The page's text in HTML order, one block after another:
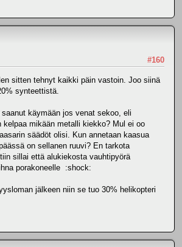
#160
sitten tehnyt kaikki päin vastoin. Joo siinä
synteettistä.
käymään jos venat sekoo, eli
mikään metalli kiekko? Mul ei oo
säädöt olisi. Kun annetaan kaasua
on sellanen ruuvi? En tarkota
sillai että alukiekosta vauhtipyörä
porakoneelle :shock:
jälkeen niin se tuo 30% helikopteri